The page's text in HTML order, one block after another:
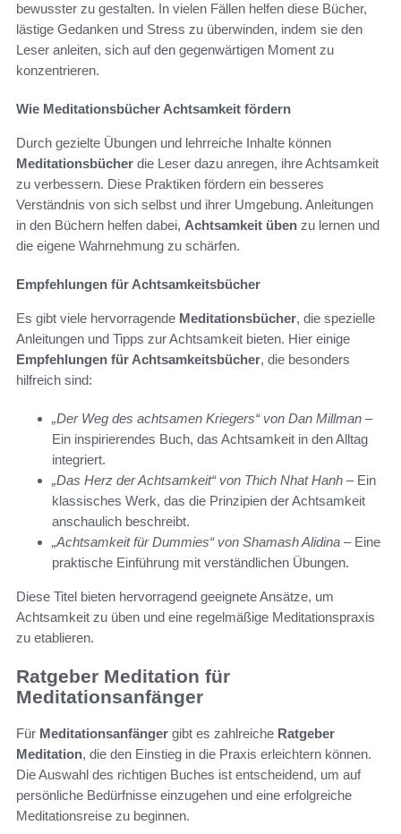
bewusster zu gestalten. In vielen Fällen helfen diese Bücher,
lästige Gedanken und Stress zu überwinden, indem sie den
Leser anleiten, sich auf den gegenwärtigen Moment zu
konzentrieren.
Wie Meditationsbücher Achtsamkeit fördern
Durch gezielte Übungen und lehrreiche Inhalte können
Meditationsbücher die Leser dazu anregen, ihre Achtsamkeit
zu verbessern. Diese Praktiken fördern ein besseres
Verständnis von sich selbst und ihrer Umgebung. Anleitungen
in den Büchern helfen dabei, Achtsamkeit üben zu lernen und
die eigene Wahrnehmung zu schärfen.
Empfehlungen für Achtsamkeitsbücher
Es gibt viele hervorragende Meditationsbücher, die spezielle
Anleitungen und Tipps zur Achtsamkeit bieten. Hier einige
Empfehlungen für Achtsamkeitsbücher, die besonders
hilfreich sind:
„Der Weg des achtsamen Kriegers“ von Dan Millman –
Ein inspirierendes Buch, das Achtsamkeit in den Alltag
integriert.
„Das Herz der Achtsamkeit“ von Thich Nhat Hanh – Ein
klassisches Werk, das die Prinzipien der Achtsamkeit
anschaulich beschreibt.
„Achtsamkeit für Dummies“ von Shamash Alidina – Eine
praktische Einführung mit verständlichen Übungen.
Diese Titel bieten hervorragend geeignete Ansätze, um
Achtsamkeit zu üben und eine regelmäßige Meditationspraxis
zu etablieren.
Ratgeber Meditation für
Meditationsanfänger
Für Meditationsanfänger gibt es zahlreiche Ratgeber
Meditation, die den Einstieg in die Praxis erleichtern können.
Die Auswahl des richtigen Buches ist entscheidend, um auf
persönliche Bedürfnisse einzugehen und eine erfolgreiche
Meditationsreise zu beginnen.